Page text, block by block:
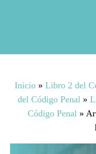
Inicio » Libro 2 del
del Código Penal »
Código Penal »